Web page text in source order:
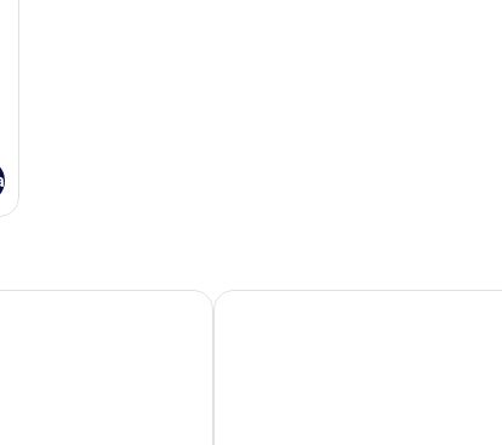
Lombok Plaza Hotel & Convention